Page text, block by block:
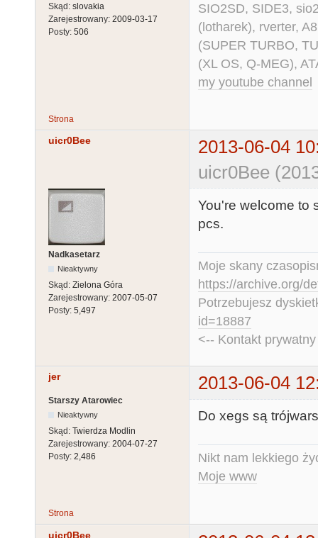
Skąd: slovakia
Zarejestrowany: 2009-03-17
Posty: 506
SIO2SD, SIDE3,
(lotharek), rverter,
(SUPER TURBO,
(XL OS, Q-MEG),
my youtube channel
Strona
uicr0Bee
2013-06-04
uicr0Bee
Nadkasetarz
Nieaktywny
Skąd: Zielona Góra
Zarejestrowany: 2007-05-07
Posty: 5,497
You're welcome to
pcs.
Moje skany
https://archive.org/
Potrzebujesz
id=18887
<-- Kontakt
jer 2013-06-04
Starszy Atarowiec
Nieaktywny
Skąd: Twierdza Modlin
Zarejestrowany: 2004-07-27
Posty: 2,486
Do xegs są
Nikt nam lekkiego
Moje www
Strona
uicr0Bee